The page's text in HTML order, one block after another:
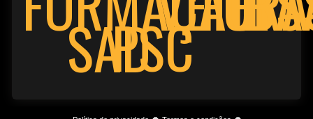
SADPSC